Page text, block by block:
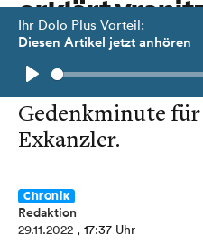
Ihr Dolo Plus Vorteil:
Diesen Artikel jetzt anhören
Play
erklärt
Makaberer
Italieners führte
Gedenkminute
Exkanzler.
Chronik
Redaktion
29.11.2022 , 17:37 Uhr